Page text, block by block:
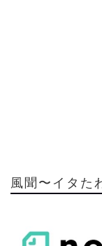
風聞〜イタた